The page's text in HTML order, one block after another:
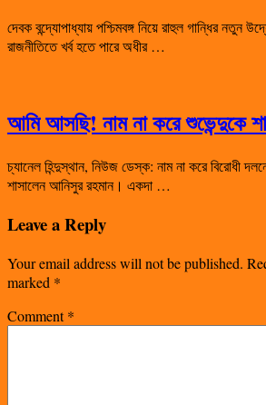
দেবক বন্দ্যোপাধ্যায় পশ্চিমবঙ্গ নিয়ে রাহুল গান্ধির নতুন
রাজনীতিতে খর্ব হতে পারে অধীর …
আমি আসছি! নাম না করে শুভেন্দুকে
চ্যানেল হিন্দুস্থান, নিউজ ডেস্ক: নাম না করে বিরোধী
শাসালেন আনিসুর রহমান। একদা …
Leave a Reply
Your email address will not be published.
marked *
Comment*